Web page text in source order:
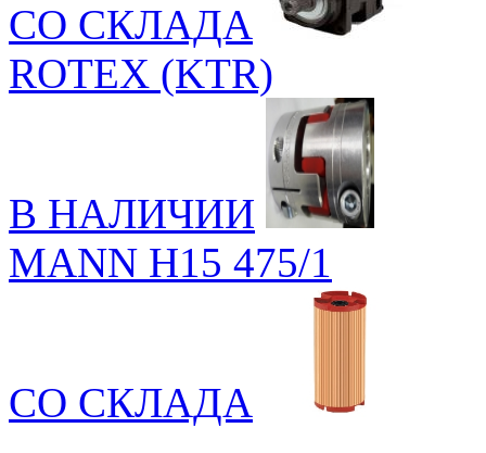
СО СКЛАДА
ROTEX (KTR)
В НАЛИЧИИ
MANN H15 475/1
СО СКЛАДА